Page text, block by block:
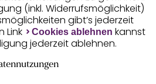
(inkl. Widerrufsmöglichkeit)
gibt’s jederzeit
Link Cookies ablehnen kannst
jederzeit ablehnen.